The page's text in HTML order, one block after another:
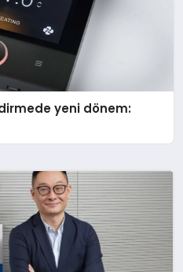
yeni dönem: